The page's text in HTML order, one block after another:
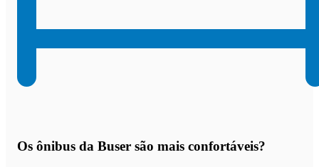
Os ônibus da Buser são mais confortáveis?